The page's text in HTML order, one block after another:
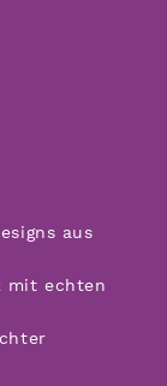
aus
mit echten